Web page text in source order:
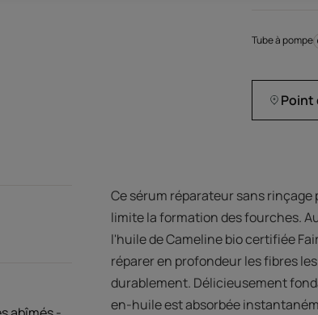
Tube à pompe
Point
Ce sérum réparateur sans
limite la formation des fourches.
l'huile de Cameline bio certifiée
réparer en profondeur les fibres
durablement. Délicieusement
en-huile est absorbée